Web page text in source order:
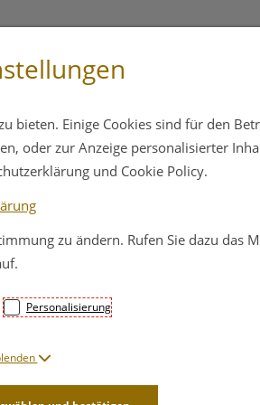
Rowachol
PZN: 0049992
bieten. Einige Cookies sind für den
oder zur Anzeige personalisierter
und Cookie Policy.
zu ändern. Rufen Sie dazu das
Personalisierung